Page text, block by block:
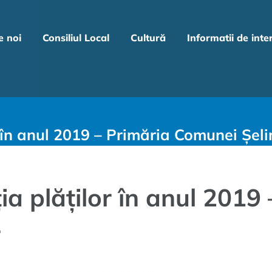
noi Consiliul Local Cultură Informatii de
anul 2019 – Primăria Comunei
plăților în anul 2019